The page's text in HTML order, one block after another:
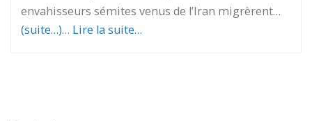
envahisseurs sémites venus de l’Iran migrèrent…
(suite…)… Lire la suite…